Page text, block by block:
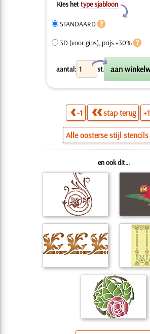
Kies hettype sjabloon
Y
STANDAARD
3D (voor gips), prijs +30%
aantal: st.
X
-1 stap terug +1
Alle oosterse stijl stencils
en ook dit...